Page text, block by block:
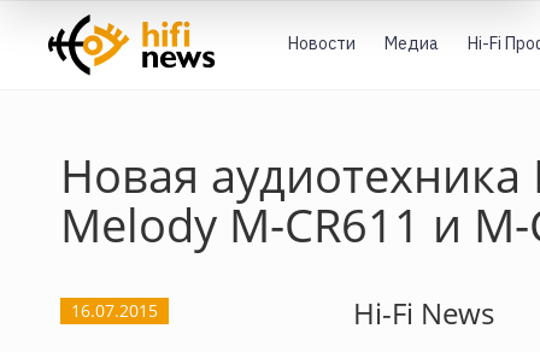
Новости Медиа Hi-Fi
Новая
Melody М-CR611 и М-
16.07.2015 Hi-Fi News